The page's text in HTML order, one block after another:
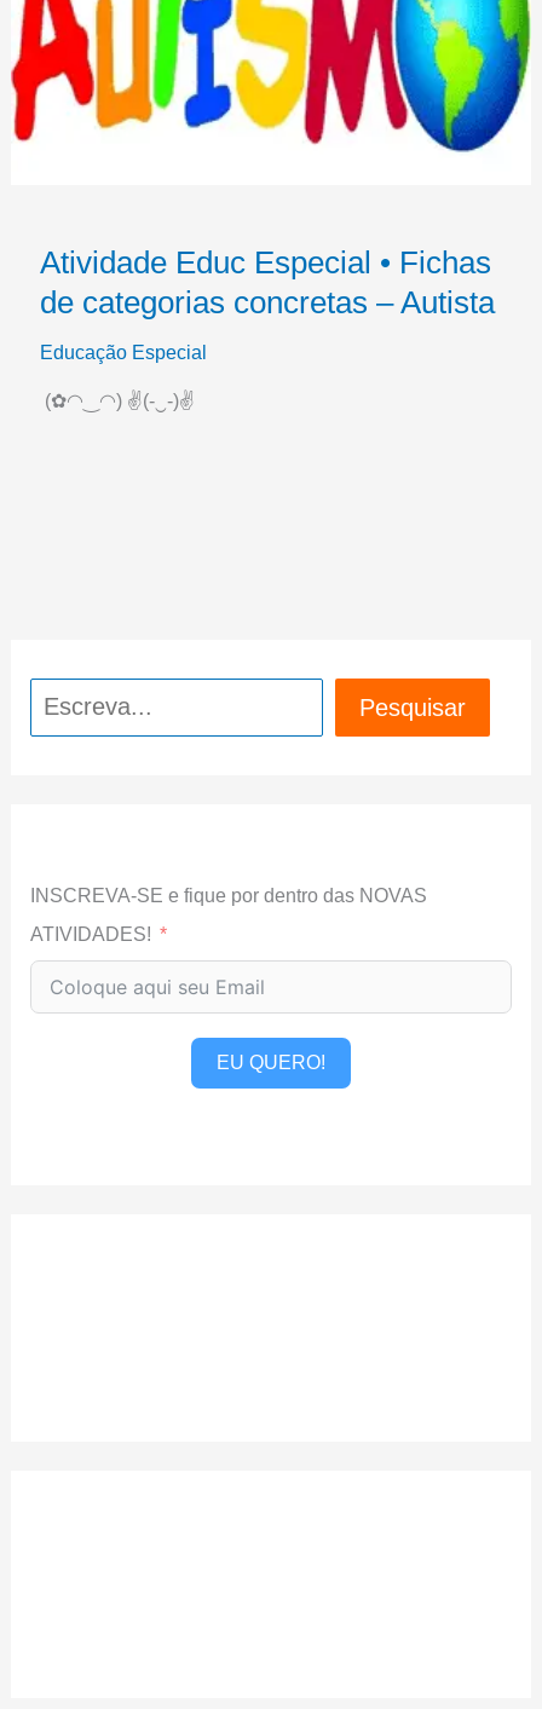
Atividade Educ Especial • Fichas
de categorias concretas – Autista
Educação Especial
(✿◠‿◠) ✌(-‿-)✌
Pesquisar Pesquisar
INSCREVA-SE e fique por dentro das NOVAS
ATIVIDADES!
EU QUERO!